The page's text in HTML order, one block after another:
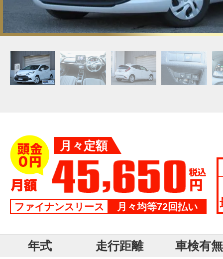
月々定額
ファイナンスリース 月々均等72回払い
年式 走行距離 車検有無